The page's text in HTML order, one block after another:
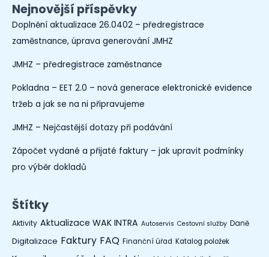
Nejnovější příspěvky
Doplnění aktualizace 26.0402 – předregistrace
zaměstnance, úprava generování JMHZ
JMHZ – předregistrace zaměstnance
Pokladna – EET 2.0 – nová generace elektronické evidence
tržeb a jak se na ni připravujeme
JMHZ – Nejčastější dotazy při podávání
Zápočet vydané a přijaté faktury – jak upravit podmínky
pro výběr dokladů
Štítky
Aktivity Aktualizace WAK INTRA Autoservis Cestovní služby Daně
Digitalizace Faktury FAQ Finanční úřad Katalog položek